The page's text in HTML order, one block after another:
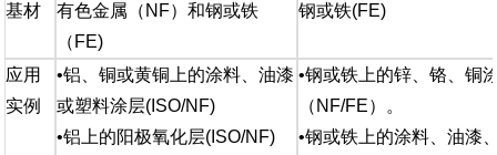
基材
有色金属（NF）和钢或铁
（FE)
钢或铁(FE)
应用
实例
•铝、铜或黄铜上的涂料、油漆
或塑料涂层(ISO/NF)
•铝上的阳极氧化层(ISO/NF)
•钢或铁上的锌、铬、铜
（NF/FE）。
•钢或铁上的涂料、油漆